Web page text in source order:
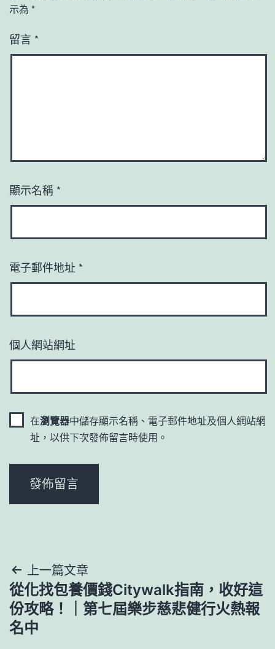
示為 *
留言 *
顯示名稱 *
電子郵件地址 *
個人網站網址
在瀏覽器中儲存顯示名稱、電子郵件地址及個人網站網
址，以供下次發佈留言時使用。
文
章
導
上一篇文章
從化找包養價錢Citywalk指南，收好這
份攻略！｜第七屆樂步慈悲健行火熱報
名中